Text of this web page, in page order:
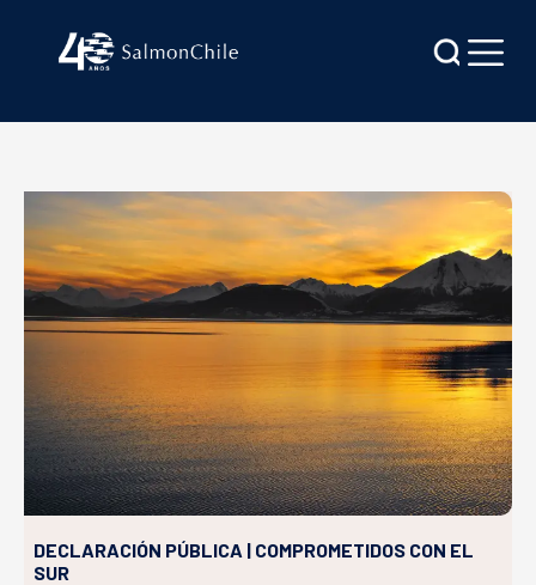
DECLARACIÓN PÚBLICA | COMPROMETIDOS CON EL
SUR